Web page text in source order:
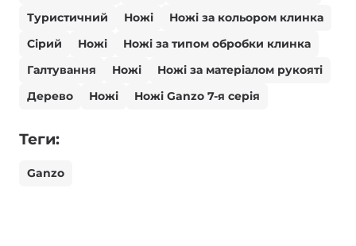
Туристичний
Ножі
Ножі за кольором клинка
Сірий
Ножі
Ножі за типом обробки клинка
Галтування
Ножі
Ножі за матеріалом рукояті
Дерево
Ножі Ножі Ganzo 7-я серія
Теги:
Ganzo